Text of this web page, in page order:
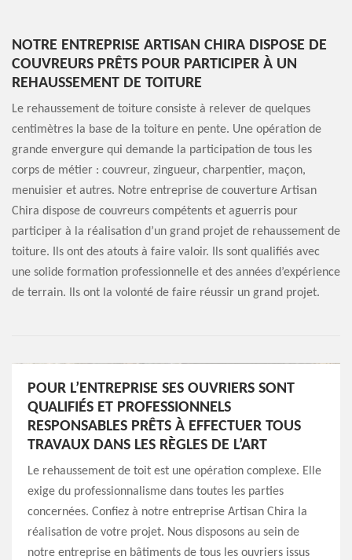
NOTRE ENTREPRISE ARTISAN CHIRA DISPOSE DE
COUVREURS PRÊTS POUR PARTICIPER À UN
REHAUSSEMENT DE TOITURE
Le rehaussement de toiture consiste à relever de quelques
centimètres la base de la toiture en pente. Une opération de
grande envergure qui demande la participation de tous les
corps de métier : couvreur, zingueur, charpentier, maçon,
menuisier et autres. Notre entreprise de couverture Artisan
Chira dispose de couvreurs compétents et aguerris pour
participer à la réalisation d’un grand projet de rehaussement de
toiture. Ils ont des atouts à faire valoir. Ils sont qualifiés avec
une solide formation professionnelle et des années d’expérience
de terrain. Ils ont la volonté de faire réussir un grand projet.
POUR L’ENTREPRISE SES OUVRIERS SONT
QUALIFIÉS ET PROFESSIONNELS
RESPONSABLES PRÊTS À EFFECTUER TOUS
TRAVAUX DANS LES RÈGLES DE L’ART
Le rehaussement de toit est une opération complexe. Elle
exige du professionnalisme dans toutes les parties
concernées. Confiez à notre entreprise Artisan Chira la
réalisation de votre projet. Nous disposons au sein de
notre entreprise en bâtiments de tous les ouvriers issus